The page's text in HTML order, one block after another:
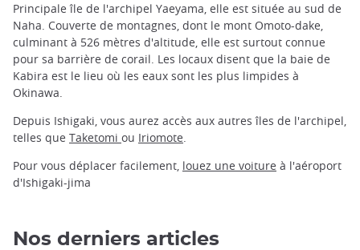
Principale île de l'archipel Yaeyama, elle est située au sud de
Naha. Couverte de montagnes, dont le mont Omoto-dake,
culminant à 526 mètres d'altitude, elle est surtout connue
pour sa barrière de corail. Les locaux disent que la baie de
Kabira est le lieu où les eaux sont les plus limpides à
Okinawa.
Depuis Ishigaki, vous aurez accès aux autres îles de l'archipel,
telles que Taketomi ou Iriomote.
Pour vous déplacer facilement, louez une voiture à l'aéroport
d'Ishigaki-jima
Nos derniers articles